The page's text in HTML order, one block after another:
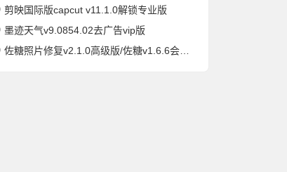
剪映国际版capcut v11.1.0解锁专业版
墨迹天气v9.0854.02去广告vip版
佐糖照片修复v2.1.0高级版/佐糖v1.6.6会员解锁版